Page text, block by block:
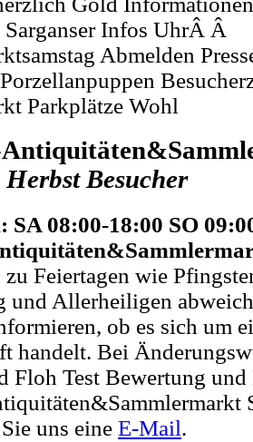
Infos UhrÂ Â
Abmelden
Parkplätze Wohl
Herbst Besucher
SA 08:00-18:00 SO
zu Feiertagen wie
und Allerheiligen
ob es sich um
handelt. Bei
Floh Test Bewertung
uns eine E-Mail.